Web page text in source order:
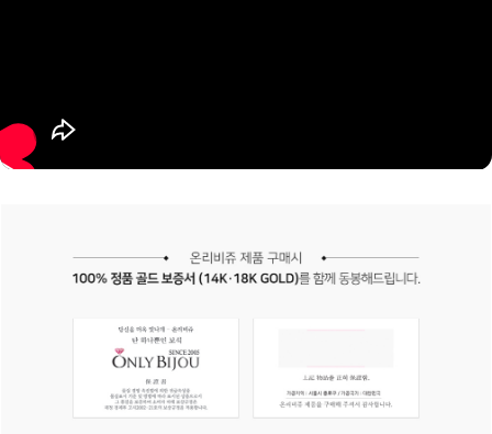
프 하세요!